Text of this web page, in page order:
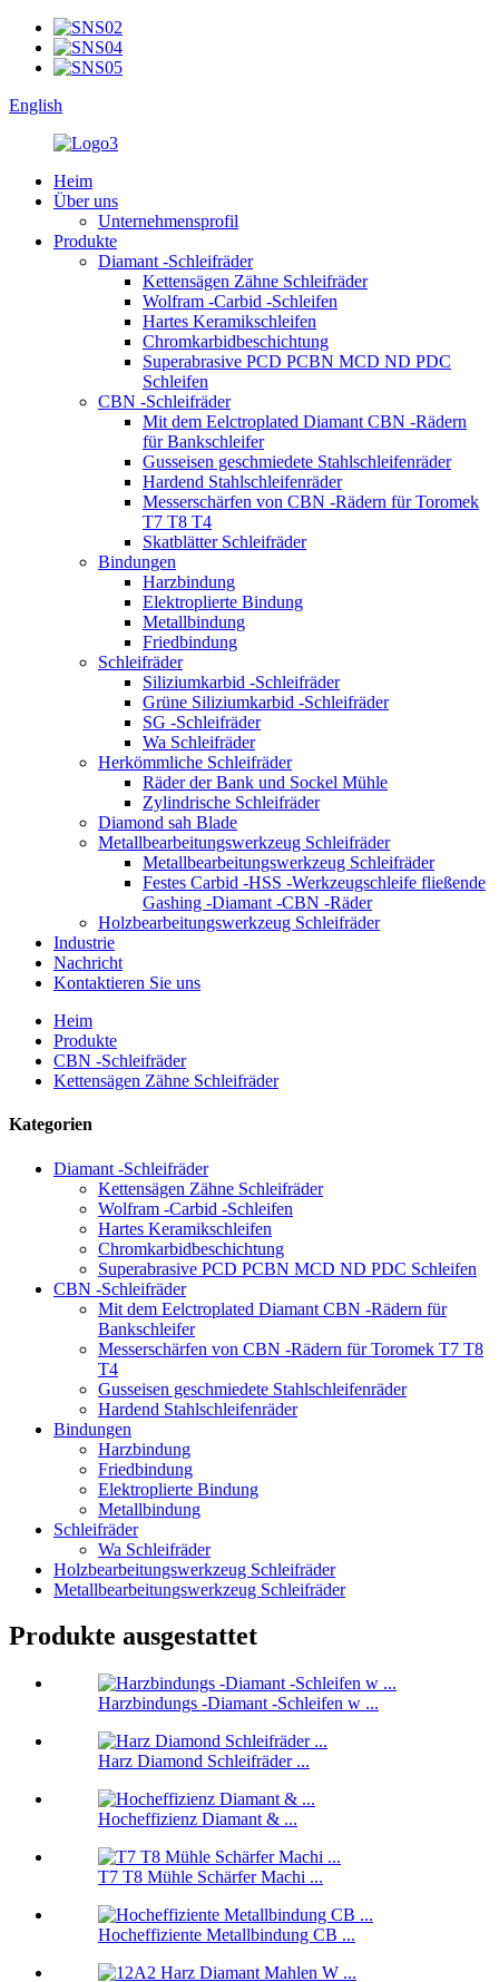
English
Heim
Über uns
Unternehmensprofil
Produkte
Diamant -Schleifräder
Kettensägen Zähne Schleifräder
Wolfram -Carbid -Schleifen
Hartes Keramikschleifen
Chromkarbidbeschichtung
Superabrasive PCD PCBN MCD ND PDC
Schleifen
CBN -Schleifräder
Mit dem Eelctroplated Diamant CBN -Rädern
für Bankschleifer
Gusseisen geschmiedete Stahlschleifenräder
Hardend Stahlschleifenräder
Messerschärfen von CBN -Rädern für Toromek
T7 T8 T4
Skatblätter Schleifräder
Bindungen
Harzbindung
Elektroplierte Bindung
Metallbindung
Friedbindung
Schleifräder
Siliziumkarbid -Schleifräder
Grüne Siliziumkarbid -Schleifräder
SG -Schleifräder
Wa Schleifräder
Herkömmliche Schleifräder
Räder der Bank und Sockel Mühle
Zylindrische Schleifräder
Diamond sah Blade
Metallbearbeitungswerkzeug Schleifräder
Metallbearbeitungswerkzeug Schleifräder
Festes Carbid -HSS -Werkzeugschleife fließende
Gashing -Diamant -CBN -Räder
Holzbearbeitungswerkzeug Schleifräder
Industrie
Nachricht
Kontaktieren Sie uns
Heim
Produkte
CBN -Schleifräder
Kettensägen Zähne Schleifräder
Kategorien
Diamant -Schleifräder
Kettensägen Zähne Schleifräder
Wolfram -Carbid -Schleifen
Hartes Keramikschleifen
Chromkarbidbeschichtung
Superabrasive PCD PCBN MCD ND PDC Schleifen
CBN -Schleifräder
Mit dem Eelctroplated Diamant CBN -Rädern für
Bankschleifer
Messerschärfen von CBN -Rädern für Toromek T7 T8
T4
Gusseisen geschmiedete Stahlschleifenräder
Hardend Stahlschleifenräder
Bindungen
Harzbindung
Friedbindung
Elektroplierte Bindung
Metallbindung
Schleifräder
Wa Schleifräder
Holzbearbeitungswerkzeug Schleifräder
Metallbearbeitungswerkzeug Schleifräder
Produkte ausgestattet
Harzbindungs ​​-Diamant -Schleifen w ...
Harz Diamond Schleifräder ...
Hocheffizienz Diamant & ...
T7 T8 Mühle Schärfer Machi ...
Hocheffiziente Metallbindung CB ...